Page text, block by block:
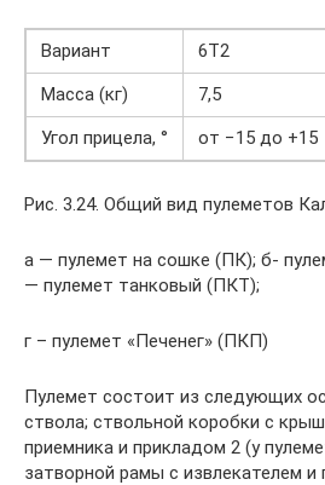
Вариант 6T2
Масса (кг)
7,5
Угол прицела, °
от −15 до +15
Рис. 3.24. Общий вид пулеметов
а — пулемет на сошке (ПК); б-
— пулемет танковый (ПКТ);
г – пулемет «Печенег» (ПКП)
Пулемет состоит из следующих
ствола; ствольной коробки с
приемника и прикладом 2 (у
затворной рамы с извлекателем